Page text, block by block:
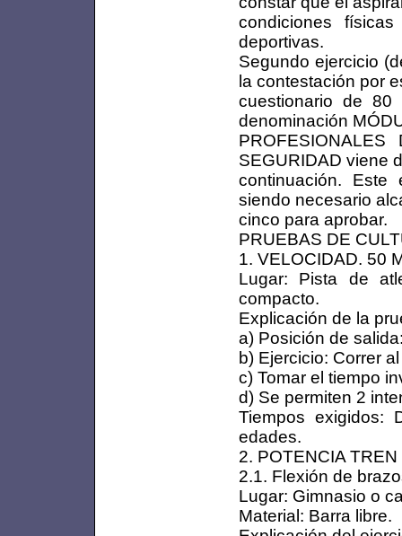
condiciones
deportivas.
Segundo ejercicio
la contestación por
cuestionario de 80
denominación
SEGURIDAD viene
continuación.
siendo necesario
cinco para aprobar.
PRUEBAS DE
1. VELOCIDAD. 50
Lugar: Pista de
compacto.
Explicación de la
a) Posición de
b) Ejercicio: Correr
c) Tomar el tiempo
d) Se permiten 2
Tiempos
edades.
2. POTENCIA
2.1. Flexión de
Lugar: Gimnasio o
Material: Barra libre.